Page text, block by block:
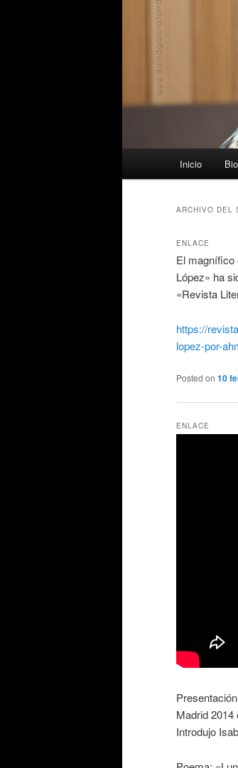
Inicio
ARCHIVO DEL
ENLACE
El magnífico
López» ha
«Revista
https://
lopez-por-
Posted on 10
ENLACE
Madrid
Introdujo